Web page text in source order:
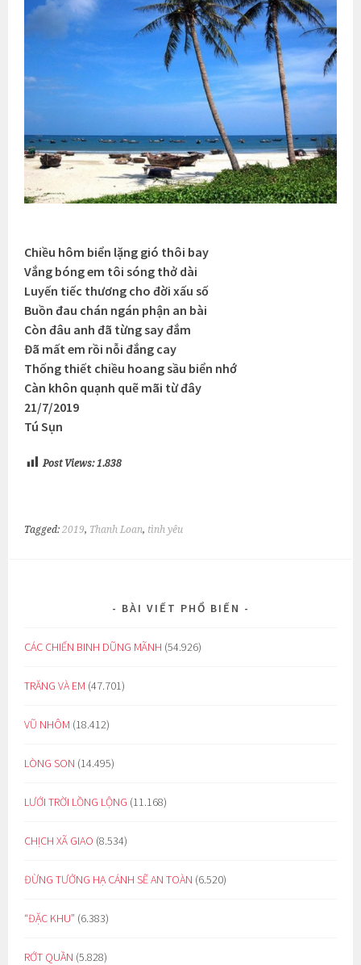
Chiều hôm biển lặng gió thôi bay
Vắng bóng em tôi sóng thở dài
Luyến tiếc thương cho đời xấu số
Buồn đau chán ngán phận an bài
Còn đâu anh đã từng say đắm
Đã mất em rồi nỗi đắng cay
Thống thiết chiều hoang sầu biển nhớ
Càn khôn quạnh quẽ mãi từ đây
21/7/2019
Tú Sụn
Post Views: 1.838
Tagged:2019, Thanh Loan, tình yêu
BÀI VIẾT PHỔ BIẾN
CÁC CHIẾN BINH DŨNG MÃNH (54.926)
TRĂNG VÀ EM (47.701)
VŨ NHÔM (18.412)
LÒNG SON (14.495)
LƯỚI TRỜI LỒNG LỘNG (11.168)
CHỊCH XÃ GIAO (8.534)
ĐỪNG TƯỞNG HẠ CÁNH SẼ AN TOÀN (6.520)
“ĐẶC KHU” (6.383)
RỚT QUẦN (5.828)